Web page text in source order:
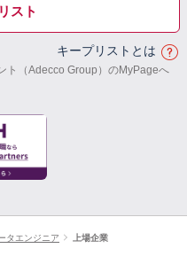
スト
キープリストとは
ト（Adecco Group）のMyPageへ
タエンジニア 上場企業